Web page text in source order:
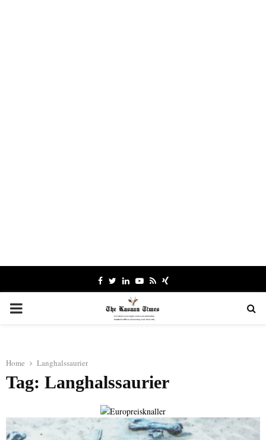
Facebook
TwitterLinkedinYoutube
RssXing
PRIMARY
Home Langhalssaurier
Tag: Langhalssaurier